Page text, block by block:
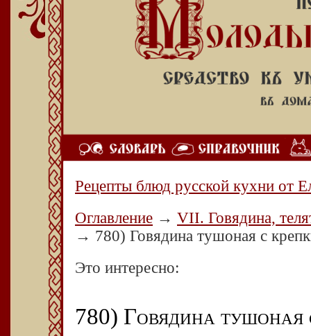
Рецепты блюд русской кухни от
Оглавление → VII. Говядина,
→ 780) Говядина тушоная с
Это интересно:
780) Говядина тушоная